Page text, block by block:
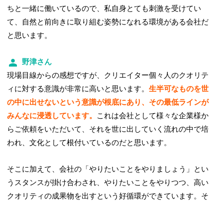
ちと一緒に働いているので、私自身とても刺激を受けてい
て、自然と前向きに取り組む姿勢になれる環境がある会社だ
と思います。
野津さん
現場目線からの感想ですが、クリエイター個々人のクオリテ
ィに対する意識が非常に高いと思います。生半可なものを世
の中に出せないという意識が根底にあり、その最低ラインが
みんなに浸透しています。
これは会社として様々な企業様か
らご依頼をいただいて、それを世に出していく流れの中で培
われ、文化として根付いているのだと思います。
そこに加えて、会社の「やりたいことをやりましょう」とい
うスタンスが掛け合わされ、やりたいことをやりつつ、高い
クオリティの成果物を出すという好循環ができています。そ